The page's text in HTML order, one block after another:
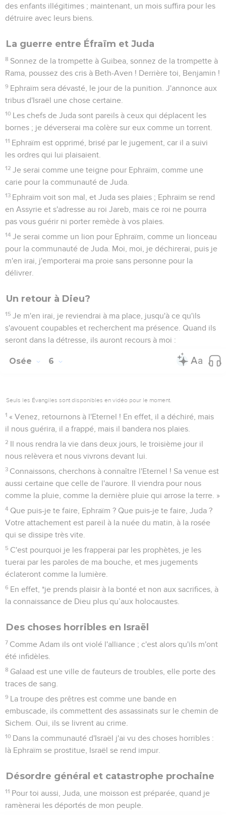
15 Si tu te livres à la prostitution, Israël, que Juda ne se rende
pas coupable ! N'allez pas à Guilgal, ne montez pas à Beth-
16 Israël se révolte comme une génisse indomptable, et
maintenant l'Eternel le ferait brouter comme un agneau dans
de vastes plaines ?
17 Ephraïm est attaché aux idoles ? Laisse-le !
18 Ils ont à peine cessé de boire qu'ils se livrent à la
prostitution. Leurs chefs sont avides de ce qui fait leur honte.
19 Le vent les enveloppera de ses ailes, et ils auront honte de
leurs sacrifices.
Seuls les Évangiles sont disponibles en vidéo pour le moment.
Les mauvais éducateurs d'Israël
Ecoutez ceci, prêtres ! Sois attentive, communauté d'Israël !
Prête l'oreille, famille du roi ! En effet, c'est à vous que le
jugement s'adresse parce que vous avez été un piège à
2 Par leurs sacrifices, les infidèles s'enfoncent dans le crime,
Je connais Ephraïm, et Israël ne m'est pas caché. En effet,
maintenant, Ephraïm, tu t'es prostitué et Israël s'est rendu
Leurs agissements ne leur permettent pas de revenir à leur
5 L'orgueil d'Israël témoigne contre lui : Israël et Ephraïm
trébucheront par leur faute ; Juda aussi trébuchera avec eux.
6 Ils iront avec leurs brebis et leurs bœufs rechercher
l'Eternel, mais ils ne le trouveront pas : il s'est éloigné d'eux.
7 Ils ont été infidèles à l'Eternel, car ils ont donné naissance à
des enfants illégitimes ; maintenant, un mois suffira pour les
détruire avec leurs biens.
La guerre entre Éfraïm et Juda
8 Sonnez de la trompette à Guibea, sonnez de la trompette à
Rama, poussez des cris à Beth-Aven ! Derrière toi, Benjamin !
9 Ephraïm sera dévasté, le jour de la punition. J'annonce aux
tribus d'Israël une chose certaine.
10 Les chefs de Juda sont pareils à ceux qui déplacent les
bornes ; je déverserai ma colère sur eux comme un torrent.
11 Ephraïm est opprimé, brisé par le jugement, car il a suivi
12
Je serai comme une teigne pour Ephraïm, comme une
carie pour la communauté de Juda.
13 Ephraïm voit son mal, et Juda ses plaies ; Ephraïm se rend
en Assyrie et s'adresse au roi Jareb, mais ce roi ne pourra
pas vous guérir ni porter remède à vos plaies.
14 Je serai comme un lion pour Ephraïm, comme un lionceau
pour la communauté de Juda. Moi, moi, je déchirerai, puis je
m'en irai, j'emporterai ma proie sans personne pour la
délivrer.
15 Je m'en irai, je reviendrai à ma place, jusqu'à ce qu'ils
s'avouent coupables et recherchent ma présence. Quand ils
seront dans la détresse, ils auront recours à moi :